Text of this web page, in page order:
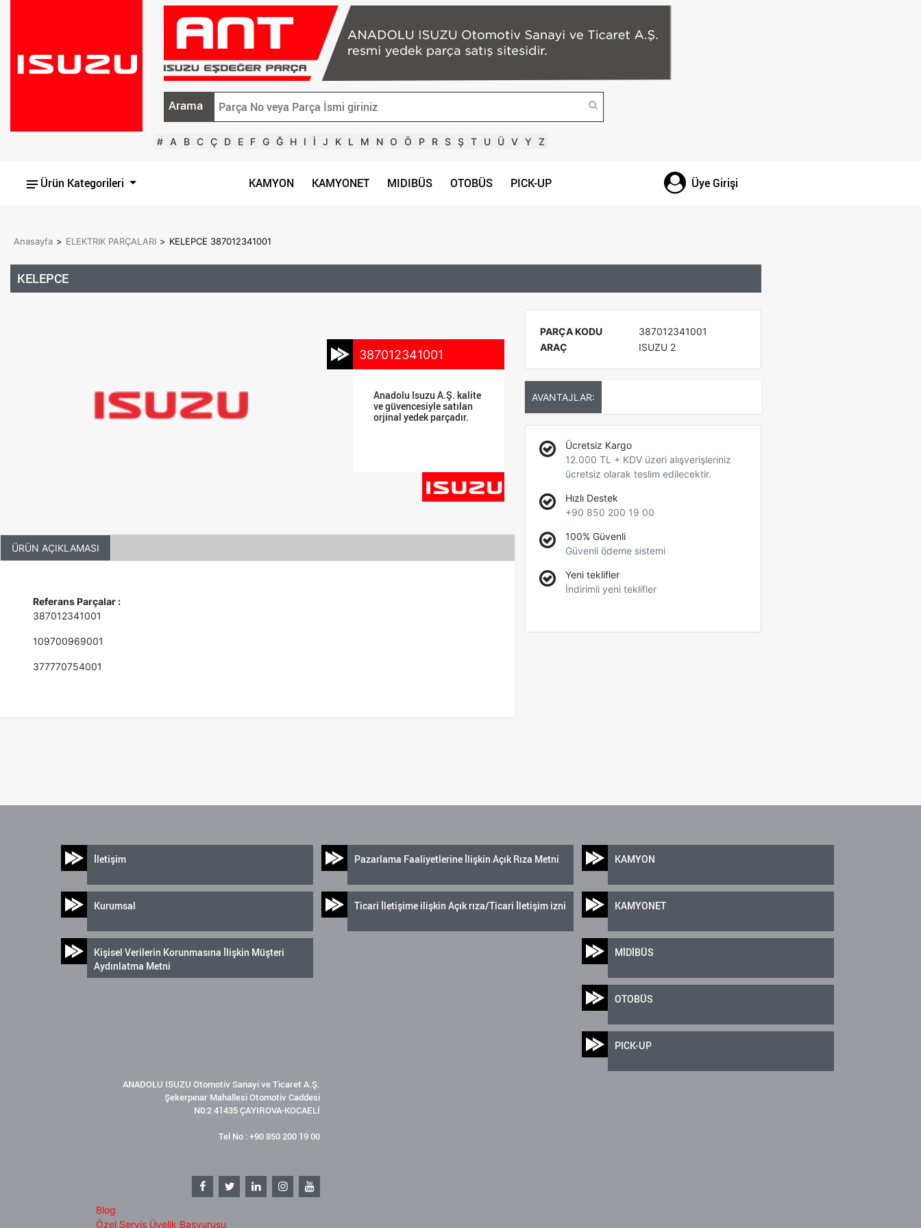
Arama
# A B C Ç D E F G Ğ H I İ J K L M N O Ö P R S Ş T U Ü V Y Z
Ürün Kategorileri KAMYON KAMYONET MIDIBÜS OTOBÜS PICK-UP Üye Girişi
Anasayfa > ELEKTRIK PARÇALARI > KELEPCE 387012341001
KELEPCE
387012341001
Anadolu Isuzu A.Ş. kalite
ve güvencesiyle satılan
orjinal yedek parçadır.
ÜRÜN AÇIKLAMASI
Referans Parçalar :
387012341001
109700969001
377770754001
PARÇA KODU
387012341001
ARAÇ
ISUZU 2
AVANTAJLAR:
Ücretsiz Kargo
12.000 TL + KDV üzeri alışverişleriniz
ücretsiz olarak teslim edilecektir.
Hızlı Destek
+90 850 200 19 00
100% Güvenli
Güvenli ödeme sistemi
Yeni teklifler
İndirimli yeni teklifler
İletişim
Kurumsal
Kişisel Verilerin Korunmasına İlişkin Müşteri
Aydınlatma Metni
Pazarlama Faaliyetlerine İlişkin Açık Rıza Metni
Ticari İletişime ilişkin Açık rıza/Ticari İletişim izni
KAMYON
KAMYONET
MİDİBÜS
OTOBÜS
PICK-UP
ANADOLU ISUZU Otomotiv Sanayi ve Ticaret A.Ş.
Şekerpınar Mahallesi Otomotiv Caddesi
N0:2 41435 ÇAYIROVA-KOCAELİ
Tel No : +90 850 200 19 00
Blog
Özel Servis Üyelik Başvurusu